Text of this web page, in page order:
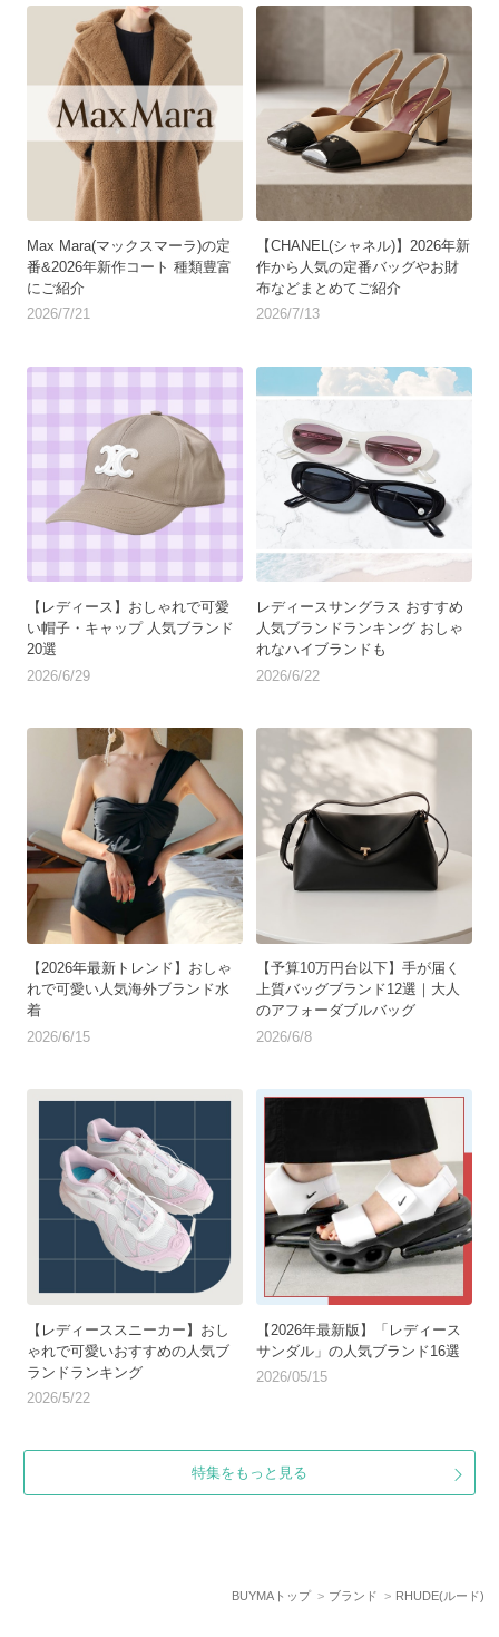
Max Mara(マックスマーラ)の定
番&2026年新作コート 種類豊富
にご紹介
2026/7/21
【CHANEL(シャネル)】2026年新
作から人気の定番バッグやお財
布などまとめてご紹介
2026/7/13
【レディース】おしゃれで可愛
い帽子・キャップ 人気ブランド
20選
2026/6/29
レディースサングラス おすすめ
人気ブランドランキング おしゃ
れなハイブランドも
2026/6/22
【2026年最新トレンド】おしゃ
れで可愛い人気海外ブランド水
着
2026/6/15
【予算10万円台以下】手が届く
上質バッグブランド12選｜大人
のアフォーダブルバッグ
2026/6/8
【レディーススニーカー】おし
ゃれで可愛いおすすめの人気ブ
ランドランキング
2026/5/22
【2026年最新版】「レディース
サンダル」の人気ブランド16選
2026/05/15
特集をもっと見る
BUYMAトップ ブランド RHUDE(ルード)